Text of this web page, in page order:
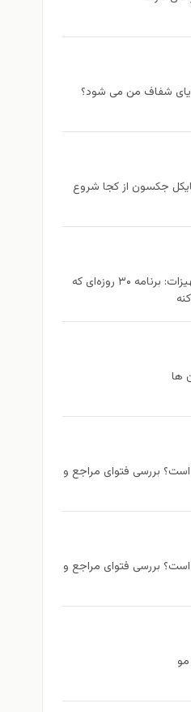
شفاف من می شود؟
جکسون از كجا شروع
تمرین در خانه بدون تجهیزات: برنامه ۳۰ روزه‌ای که
بررسی فتوای مراجع و
بررسی فتوای مراجع و